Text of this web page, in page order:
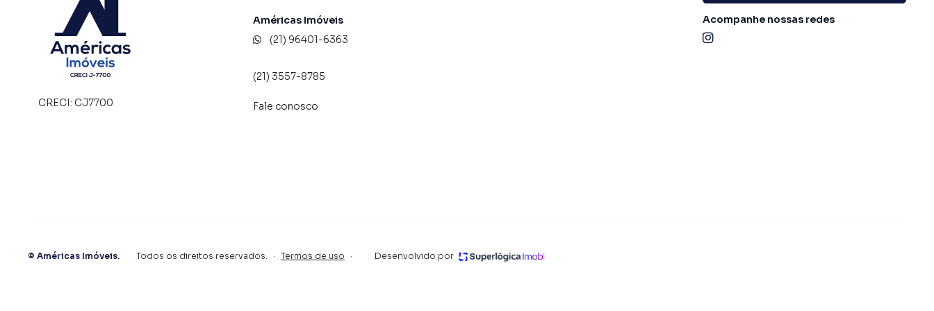
CRECI: CJ7700
Américas Imóveis
(21) 96401-6363
(21) 3557-8785
Fale conosco
Acompanhe nossas redes
© Américas Imóveis. Todos os direitos reservados. · Termos de uso · Desenvolvido por